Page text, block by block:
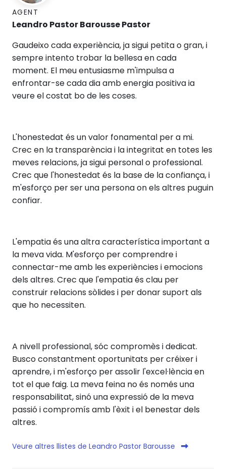
AGENT
Leandro Pastor Barousse Pastor
Gaudeixo cada experiència, ja sigui petita o gran, i
sempre intento trobar la bellesa en cada
moment. El meu entusiasme m'impulsa a
enfrontar-se cada dia amb energia positiva ia
veure el costat bo de les coses.
L'honestedat és un valor fonamental per a mi.
Crec en la transparència i la integritat en totes les
meves relacions, ja sigui personal o professional.
Crec que l'honestedat és la base de la confiança, i
m'esforço per ser una persona on els altres puguin
confiar.
L'empatia és una altra característica important a
la meva vida. M'esforço per comprendre i
connectar-me amb les experiències i emocions
dels altres. Crec que l'empatia és clau per
construir relacions sòlides i per donar suport als
que ho necessiten.
A nivell professional, sóc compromès i dedicat.
Busco constantment oportunitats per créixer i
aprendre, i m'esforço per assolir l'excel·lència en
tot el que faig. La meva feina no és només una
responsabilitat, sinó una expressió de la meva
passió i compromís amb l'èxit i el benestar dels
altres.
Veure altres llistes de Leandro Pastor Barousse